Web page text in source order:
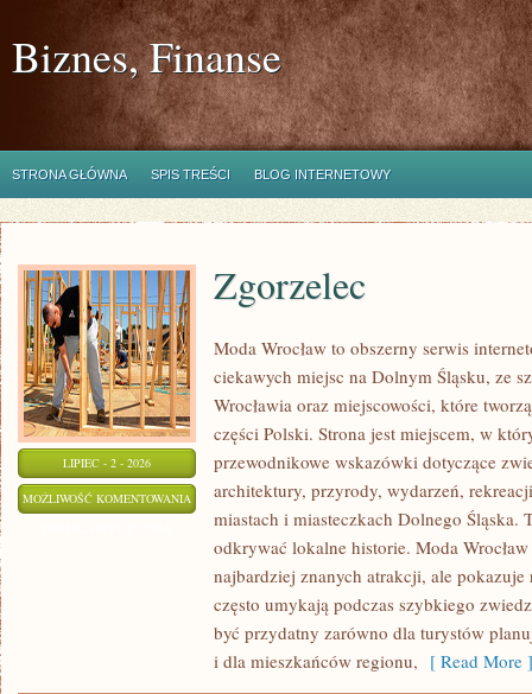
Biznes, Finanse
STRONA GŁÓWNA SPIS TREŚCI BLOG INTERNETOWY
LIPIEC - 2 - 2026
MOŻLIWOŚĆ KOMENTOWANIA ZGORZELEC
Zgorzelec
Moda Wrocław to obszerny serwis
ciekawych miejsc na Dolnym Śląsku, ze
Wrocławia oraz miejscowości, które
części Polski. Strona jest miejscem, w
przewodnikowe wskazówki dotyczące
architektury, przyrody, wydarzeń,
miastach i miasteczkach Dolnego Śląska.
odkrywać lokalne historie. Moda
najbardziej znanych atrakcji, ale
często umykają podczas szybkiego
być przydatny zarówno dla turystów
i dla mieszkańców regionu, [ Read More ]